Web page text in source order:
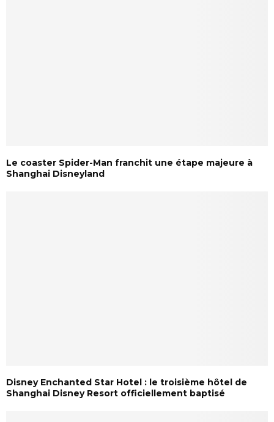
Le coaster Spider-Man franchit une étape majeure à
Shanghai Disneyland
Disney Enchanted Star Hotel : le troisième hôtel de
Shanghai Disney Resort officiellement baptisé